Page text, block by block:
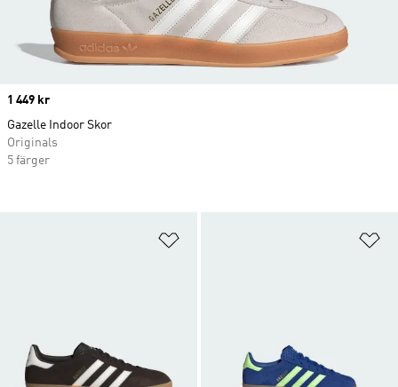
Price
1 449 kr
Gazelle Indoor Skor
Originals
5 färger